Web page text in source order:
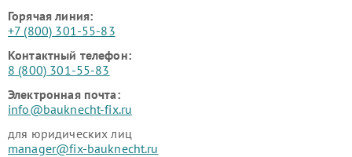
Горячая линия:
+7 (800) 301-55-83
Контактный телефон:
8 (800) 301-55-83
Электронная почта:
info@bauknecht-fix.ru
для юридических лиц
manager@fix-bauknecht.ru